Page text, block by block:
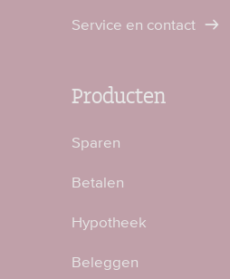
Service en contact
Producten
Sparen
Betalen
Hypotheek
Beleggen